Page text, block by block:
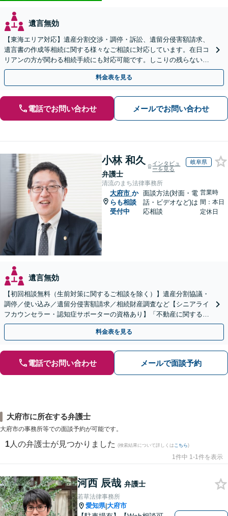
遺言無効
【東海エリア対応】遺産分割交渉・調停・訴訟、遺留分侵害額請求、
遺言書の作成等相続に関する様々なご相談に対応しています。在日コ
リアンの方が関わる相続手続にも対応可能です。しこりの残らない解
決を特に意識しています。
料金表を見る
電話でお問い合わせ メールでお問い合わせ
小林 和久
弁護士
インタビュ
ーを見る
岐阜県
清流のまち法律事務所
大府市 か
らも相談
受付中
面談方法(対面・電
話・ビデオなど)は
応相談
営業時
間：本日
定休日
遺言無効
【初回相談無料（生前対策に関するご相談を除く）】遺産分割協議・
調停／使い込み／遺留分侵害額請求／相続財産調査など【シニアライ
フカウンセラー・認知症サポーターの資格あり】「不動産に関する相
続もお任せください」【当日・夜間相談可（要相談）】
料金表を見る
電話でお問い合わせ メールで面談予約
大府市に所在する弁護士
大府市の事務所等での面談予約が可能です。
1 人の弁護士が見つかりました (検索結果について詳しくは こちら)
1件中 1-1件を表示
河西 辰哉 弁護士
若草法律事務所
愛知県|大府市